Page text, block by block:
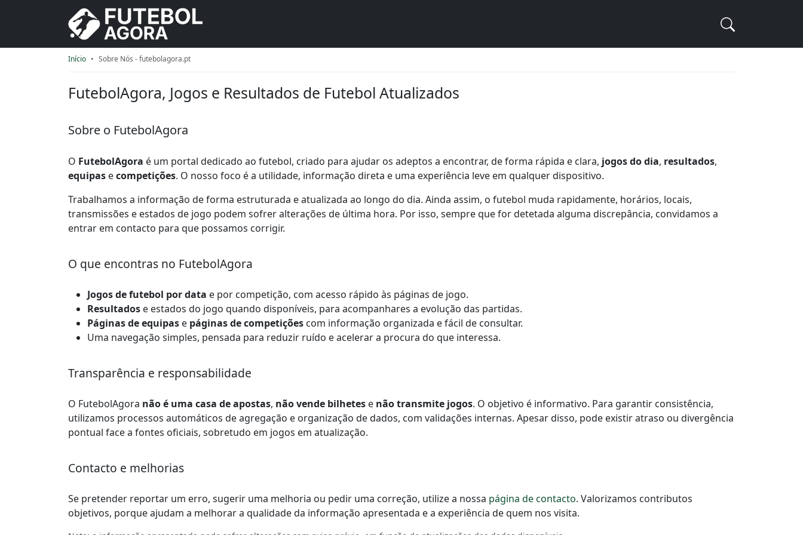
Início Sobre Nós - futebolagora.pt
FutebolAgora, Jogos e Resultados de Futebol Atualizados
Sobre o FutebolAgora
O FutebolAgora é um portal dedicado ao futebol, criado para ajudar os adeptos a encontrar, de forma rápida e clara, jogos do dia, resultados,
equipas ecompetições. O nosso foco é a utilidade, informação direta e uma experiência leve em qualquer dispositivo.
Trabalhamos a informação de forma estruturada e atualizada ao longo do dia. Ainda assim, o futebol muda rapidamente, horários, locais,
transmissões e estados de jogo podem sofrer alterações de última hora. Por isso, sempre que for detetada alguma discrepância, convidamos a
entrar em contacto para que possamos corrigir.
O que encontras no FutebolAgora
Jogos de futebol por data e por competição, com acesso rápido às páginas de jogo.
Resultados e estados do jogo quando disponíveis, para acompanhares a evolução das partidas.
Páginas de equipas e páginas de competições com informação organizada e fácil de consultar.
Uma navegação simples, pensada para reduzir ruído e acelerar a procura do que interessa.
Transparência e responsabilidade
O FutebolAgora não é uma casa de apostas, não vende bilhetes e não transmite jogos. O objetivo é informativo. Para garantir consistência,
utilizamos processos automáticos de agregação e organização de dados, com validações internas. Apesar disso, pode existir atraso ou divergência
pontual face a fontes oficiais, sobretudo em jogos em atualização.
Contacto e melhorias
Se pretender reportar um erro, sugerir uma melhoria ou pedir uma correção, utilize a nossa página de contacto. Valorizamos contributos
objetivos, porque ajudam a melhorar a qualidade da informação apresentada e a experiência de quem nos visita.